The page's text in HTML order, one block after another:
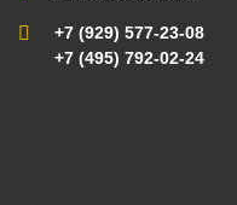
+7 (929) 577-23-08
+7 (495) 792-02-24